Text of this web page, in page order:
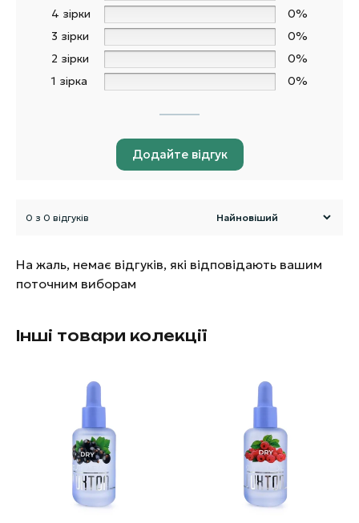
4 зірки
0%
3 зірки
0%
2 зірки
0%
1 зірка
0%
Додайте відгук
0 з 0 відгуків
На жаль, немає відгуків, які відповідають вашим
поточним виборам
Інші товари колекції